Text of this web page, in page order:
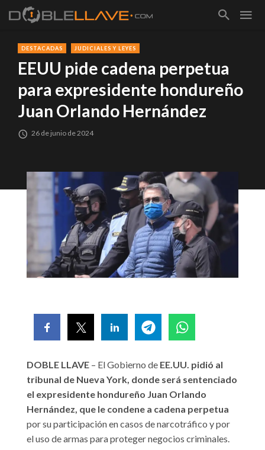
DESTACADAS JUDICIALES Y LEYES
EEUU pide cadena perpetua
para expresidente hondureño
Juan Orlando Hernández
26 de junio de 2024
DOBLE LLAVE – El Gobierno de EE.UU. pidió al
tribunal de Nueva York, donde será sentenciado
el expresidente hondureño Juan Orlando
Hernández, que le condene a cadena perpetua
por su participación en casos de narcotráfico y por
el uso de armas para proteger negocios criminales.